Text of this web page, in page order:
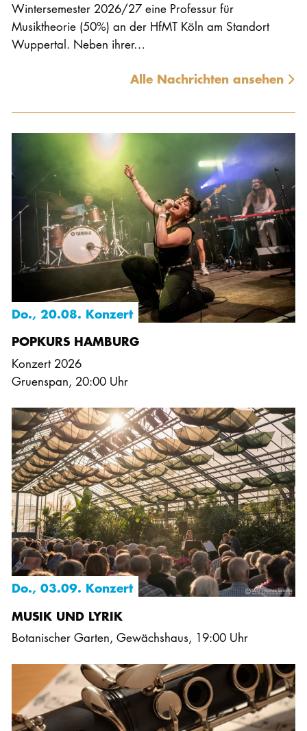
Wintersemester 2026/27 eine Professur für
Musiktheorie (50%) an der HfMT Köln am Standort
Wuppertal. Neben ihrer…
Alle Nachrichten ansehen
Do., 20.08. Konzert
POPKURS HAMBURG
Konzert 2026
Gruenspan, 20:00 Uhr
Do., 03.09. Konzert
MUSIK UND LYRIK
Botanischer Garten, Gewächshaus, 19:00 Uhr